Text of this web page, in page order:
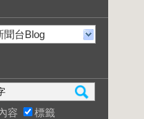
聞台Blog
容 標籤